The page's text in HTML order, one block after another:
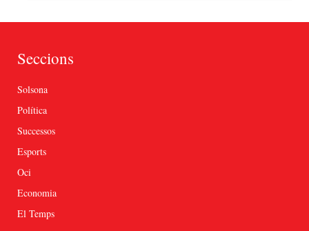
Seccions
Solsona
Política
Successos
Esports
Oci
Economia
El Temps